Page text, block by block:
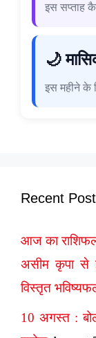
इस सप्ताह
🌙
इस महीने के
Recent
आज का
असीम कृपा से
विस्तृत
10 अगस्त :